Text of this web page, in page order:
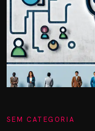
SEM CATEGORIA